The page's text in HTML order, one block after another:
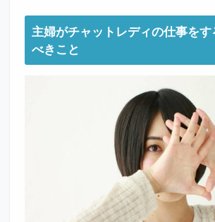
主婦がチャットレディの仕事を
べきこと